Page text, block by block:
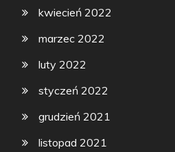
kwiecień 2022
marzec 2022
luty 2022
styczeń 2022
grudzień 2021
listopad 2021